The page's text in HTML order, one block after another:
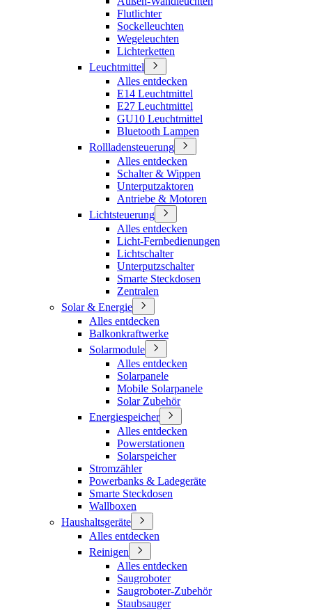
Flutlichter
Sockelleuchten
Wegeleuchten
Lichterketten
Leuchtmittel
Alles entdecken
E14 Leuchtmittel
E27 Leuchtmittel
GU10 Leuchtmittel
Bluetooth Lampen
Rollladensteuerung
Alles entdecken
Schalter & Wippen
Unterputzaktoren
Antriebe & Motoren
Lichtsteuerung
Alles entdecken
Licht-Fernbedienungen
Lichtschalter
Unterputzschalter
Smarte Steckdosen
Zentralen
Solar & Energie
Alles entdecken
Balkonkraftwerke
Solarmodule
Alles entdecken
Solarpanele
Mobile Solarpanele
Solar Zubehör
Energiespeicher
Alles entdecken
Powerstationen
Solarspeicher
Stromzähler
Powerbanks & Ladegeräte
Smarte Steckdosen
Wallboxen
Haushaltsgeräte
Alles entdecken
Reinigen
Alles entdecken
Saugroboter
Saugroboter-Zubehör
Staubsauger